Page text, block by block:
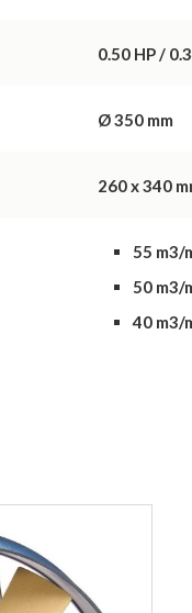
0.50 HP /
Ø 350 mm
260 x 340
55 m3/
50 m3/
40 m3/